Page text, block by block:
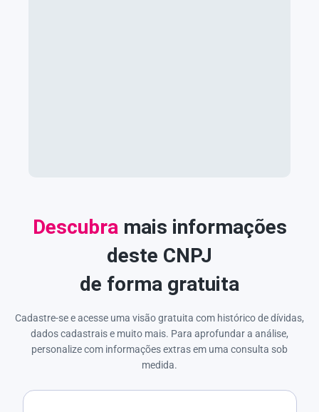
Descubra mais informações
deste CNPJ
de forma gratuita
Cadastre-se e acesse uma visão gratuita com histórico de dívidas,
dados cadastrais e muito mais. Para aprofundar a análise,
personalize com informações extras em uma consulta sob
medida.